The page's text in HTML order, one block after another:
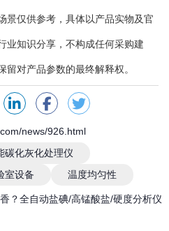
景仅供参考，具体以产品实物及官
业知识分享，不构成任何采购建
对产品参数的最终解释权。
news/926.html
碳化灰化处理仪
室设备 温度均匀性
？全自动盐碘/高锰酸盐/硬度分析仪